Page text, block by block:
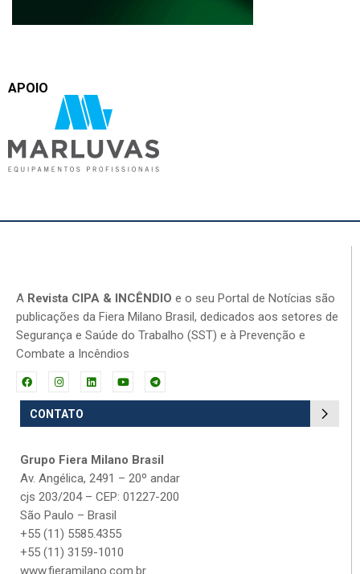
APOIO
A Revista CIPA & INCÊNDIO e o seu Portal de Notícias são
publicações da Fiera Milano Brasil, dedicados aos setores de
Segurança e Saúde do Trabalho (SST) e à Prevenção e
Combate a Incêndios
CONTATO
Grupo Fiera Milano Brasil
Av. Angélica, 2491 – 20º andar
cjs 203/204 – CEP: 01227-200
São Paulo – Brasil
+55 (11) 5585.4355
+55 (11) 3159-1010
www.fieramilano.com.br